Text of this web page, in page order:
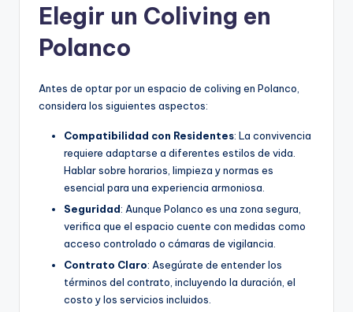
Elegir un Coliving en
Polanco
Antes de optar por un espacio de coliving en Polanco,
considera los siguientes aspectos:
Compatibilidad con Residentes: La convivencia
requiere adaptarse a diferentes estilos de vida.
Hablar sobre horarios, limpieza y normas es
esencial para una experiencia armoniosa.
Seguridad: Aunque Polanco es una zona segura,
verifica que el espacio cuente con medidas como
acceso controlado o cámaras de vigilancia.
Contrato Claro: Asegúrate de entender los
términos del contrato, incluyendo la duración, el
costo y los servicios incluidos.